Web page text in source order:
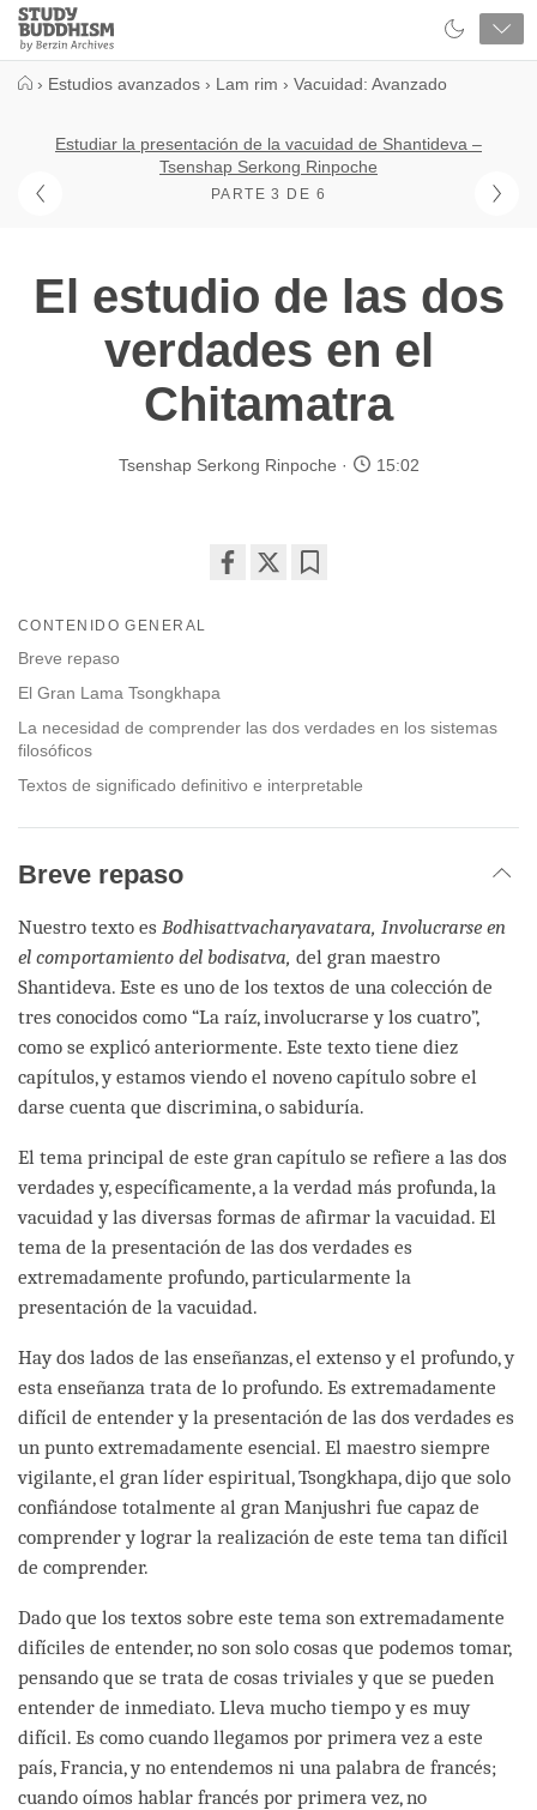
Close
Study
Buddhism
› Estudios avanzados › Lam rim › Vacuidad: Avanzado
Estudiar la presentación de la vacuidad de Shantideva –
Tsenshap Serkong Rinpoche
PARTE 3 DE 6
El estudio de las dos
verdades en el
Chitamatra
Tsenshap Serkong Rinpoche 15:02
CONTENIDO GENERAL
Breve repaso
El Gran Lama Tsongkhapa
La necesidad de comprender las dos verdades en los sistemas
filosóficos
Textos de significado definitivo e interpretable
Breve repaso
Nuestro texto es Bodhisattvacharyavatara, Involucrarse en
el comportamiento del bodisatva, del gran maestro
Shantideva. Este es uno de los textos de una colección de
tres conocidos como “La raíz, involucrarse y los cuatro”,
como se explicó anteriormente. Este texto tiene diez
capítulos, y estamos viendo el noveno capítulo sobre el
darse cuenta que discrimina, o sabiduría.
El tema principal de este gran capítulo se refiere a las dos
verdades y, específicamente, a la verdad más profunda, la
vacuidad y las diversas formas de afirmar la vacuidad. El
tema de la presentación de las dos verdades es
extremadamente profundo, particularmente la
presentación de la vacuidad.
Hay dos lados de las enseñanzas, el extenso y el profundo, y
esta enseñanza trata de lo profundo. Es extremadamente
difícil de entender y la presentación de las dos verdades es
un punto extremadamente esencial. El maestro siempre
vigilante, el gran líder espiritual, Tsongkhapa, dijo que solo
confiándose totalmente al gran Manjushri fue capaz de
comprender y lograr la realización de este tema tan difícil
de comprender.
Dado que los textos sobre este tema son extremadamente
difíciles de entender, no son solo cosas que podemos tomar,
pensando que se trata de cosas triviales y que se pueden
entender de inmediato. Lleva mucho tiempo y es muy
difícil. Es como cuando llegamos por primera vez a este
país, Francia, y no entendemos ni una palabra de francés;
cuando oímos hablar francés por primera vez, no